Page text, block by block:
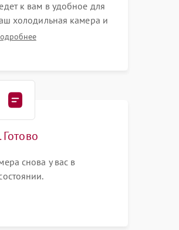
к вам в удобное для
холодильная камера и
диагностики.
Готово
снова у вас в